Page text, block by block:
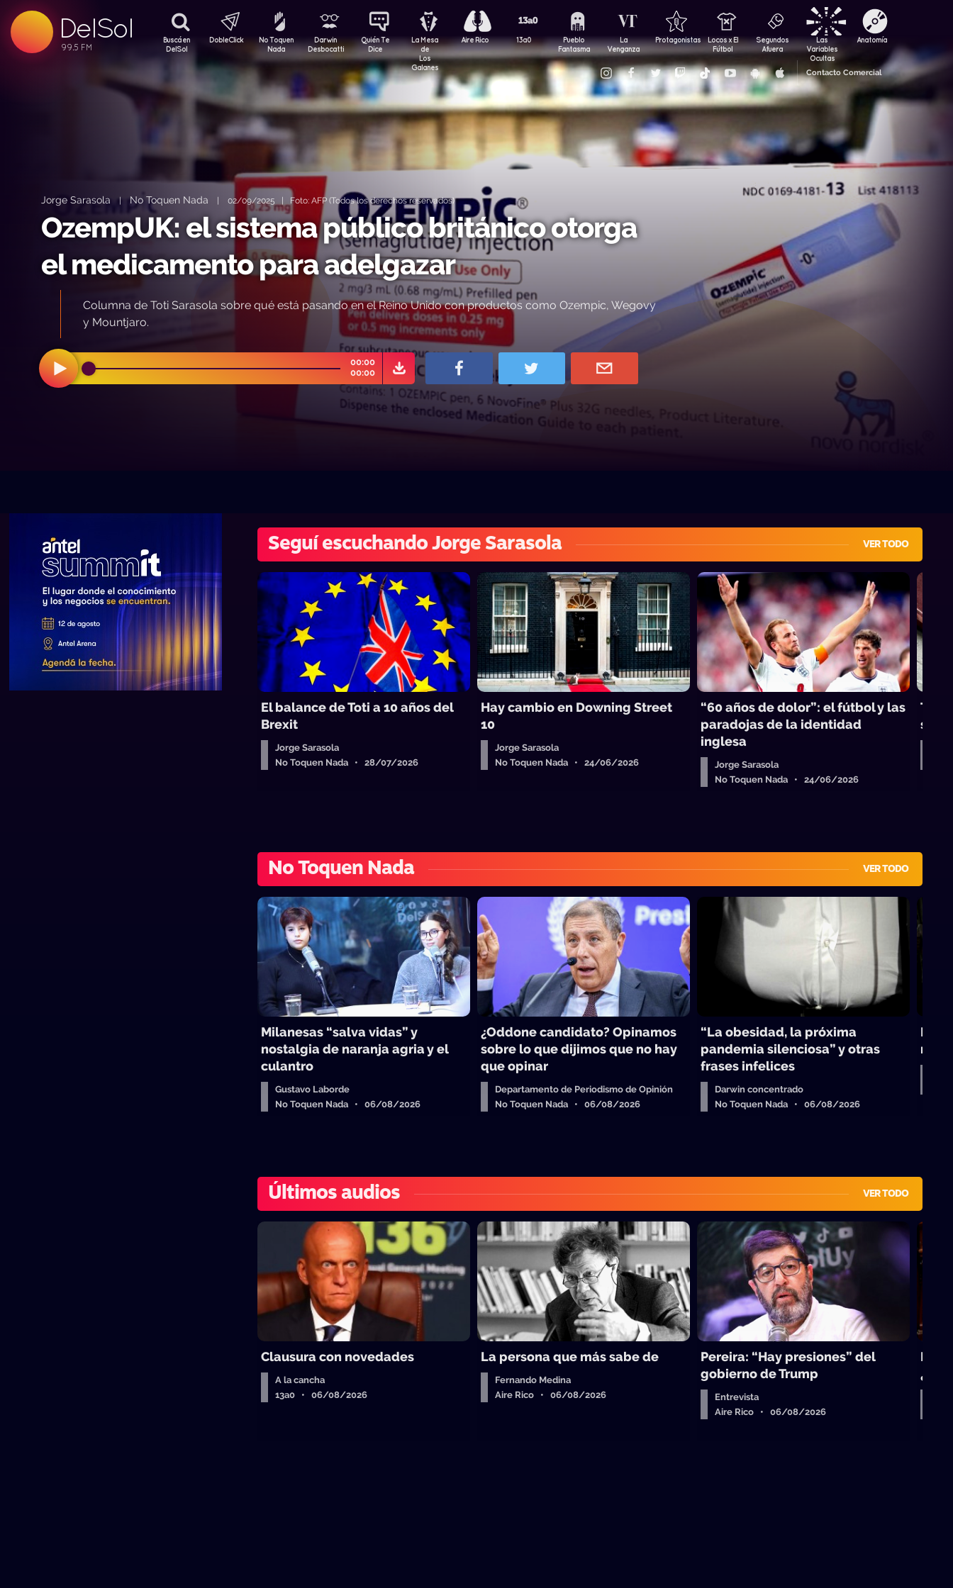
DelSol
99.5 FM
99.5 FM
99.5 FM
Buscá en
DelSol
DobleClick
No Toquen
Nada
Darwin
Desbocatti
Quién Te
Dice
La Mesa
de
Los
Galanes
Aire Rico 13a0
Pueblo
Fantasma
La
Venganza
Protagonistas
Locos x El
Fútbol
Segundos
Afuera
Las
Variables
Ocultas
Anatomía
Contacto Comercial
Jorge Sarasola|No Toquen Nada | 02/09/2025 | Foto: AFP (Todos los derechos reservados)
OzempUK: el sistema público británico otorga
el medicamento para adelgazar
Columna de Toti Sarasola sobre qué está pasando en el Reino Unido con productos como Ozempic, Wegovy
y Mountjaro.
00:00
00:00
Seguí escuchando Jorge Sarasola VER TODO
El balance de Toti a 10 años del
Brexit
Jorge Sarasola
No Toquen Nada • 28/07/2026
Hay cambio en Downing Street
10
Jorge Sarasola
No Toquen Nada • 24/06/2026
“60 años de dolor”: el fútbol y las
paradojas de la identidad
inglesa
Jorge Sarasola
No Toquen Nada • 24/06/2026
Toti,
son
No Toquen Nada VER TODO
Milanesas “salva vidas” y
nostalgia de naranja agria y el
culantro
Gustavo Laborde
No Toquen Nada • 06/08/2026
¿Oddone candidato? Opinamos
sobre lo que dijimos que no hay
que opinar
Departamento de Periodismo de Opinión
No Toquen Nada • 06/08/2026
“La obesidad, la próxima
pandemia silenciosa” y otras
frases infelices
Darwin concentrado
No Toquen Nada • 06/08/2026
Últimos audios VER TODO
Clausura con novedades
A la cancha
13a0 • 06/08/2026
La persona que más sabe de
Fernando Medina
Aire Rico • 06/08/2026
Pereira: “Hay presiones” del
gobierno de Trump
Entrevista
Aire Rico • 06/08/2026
La